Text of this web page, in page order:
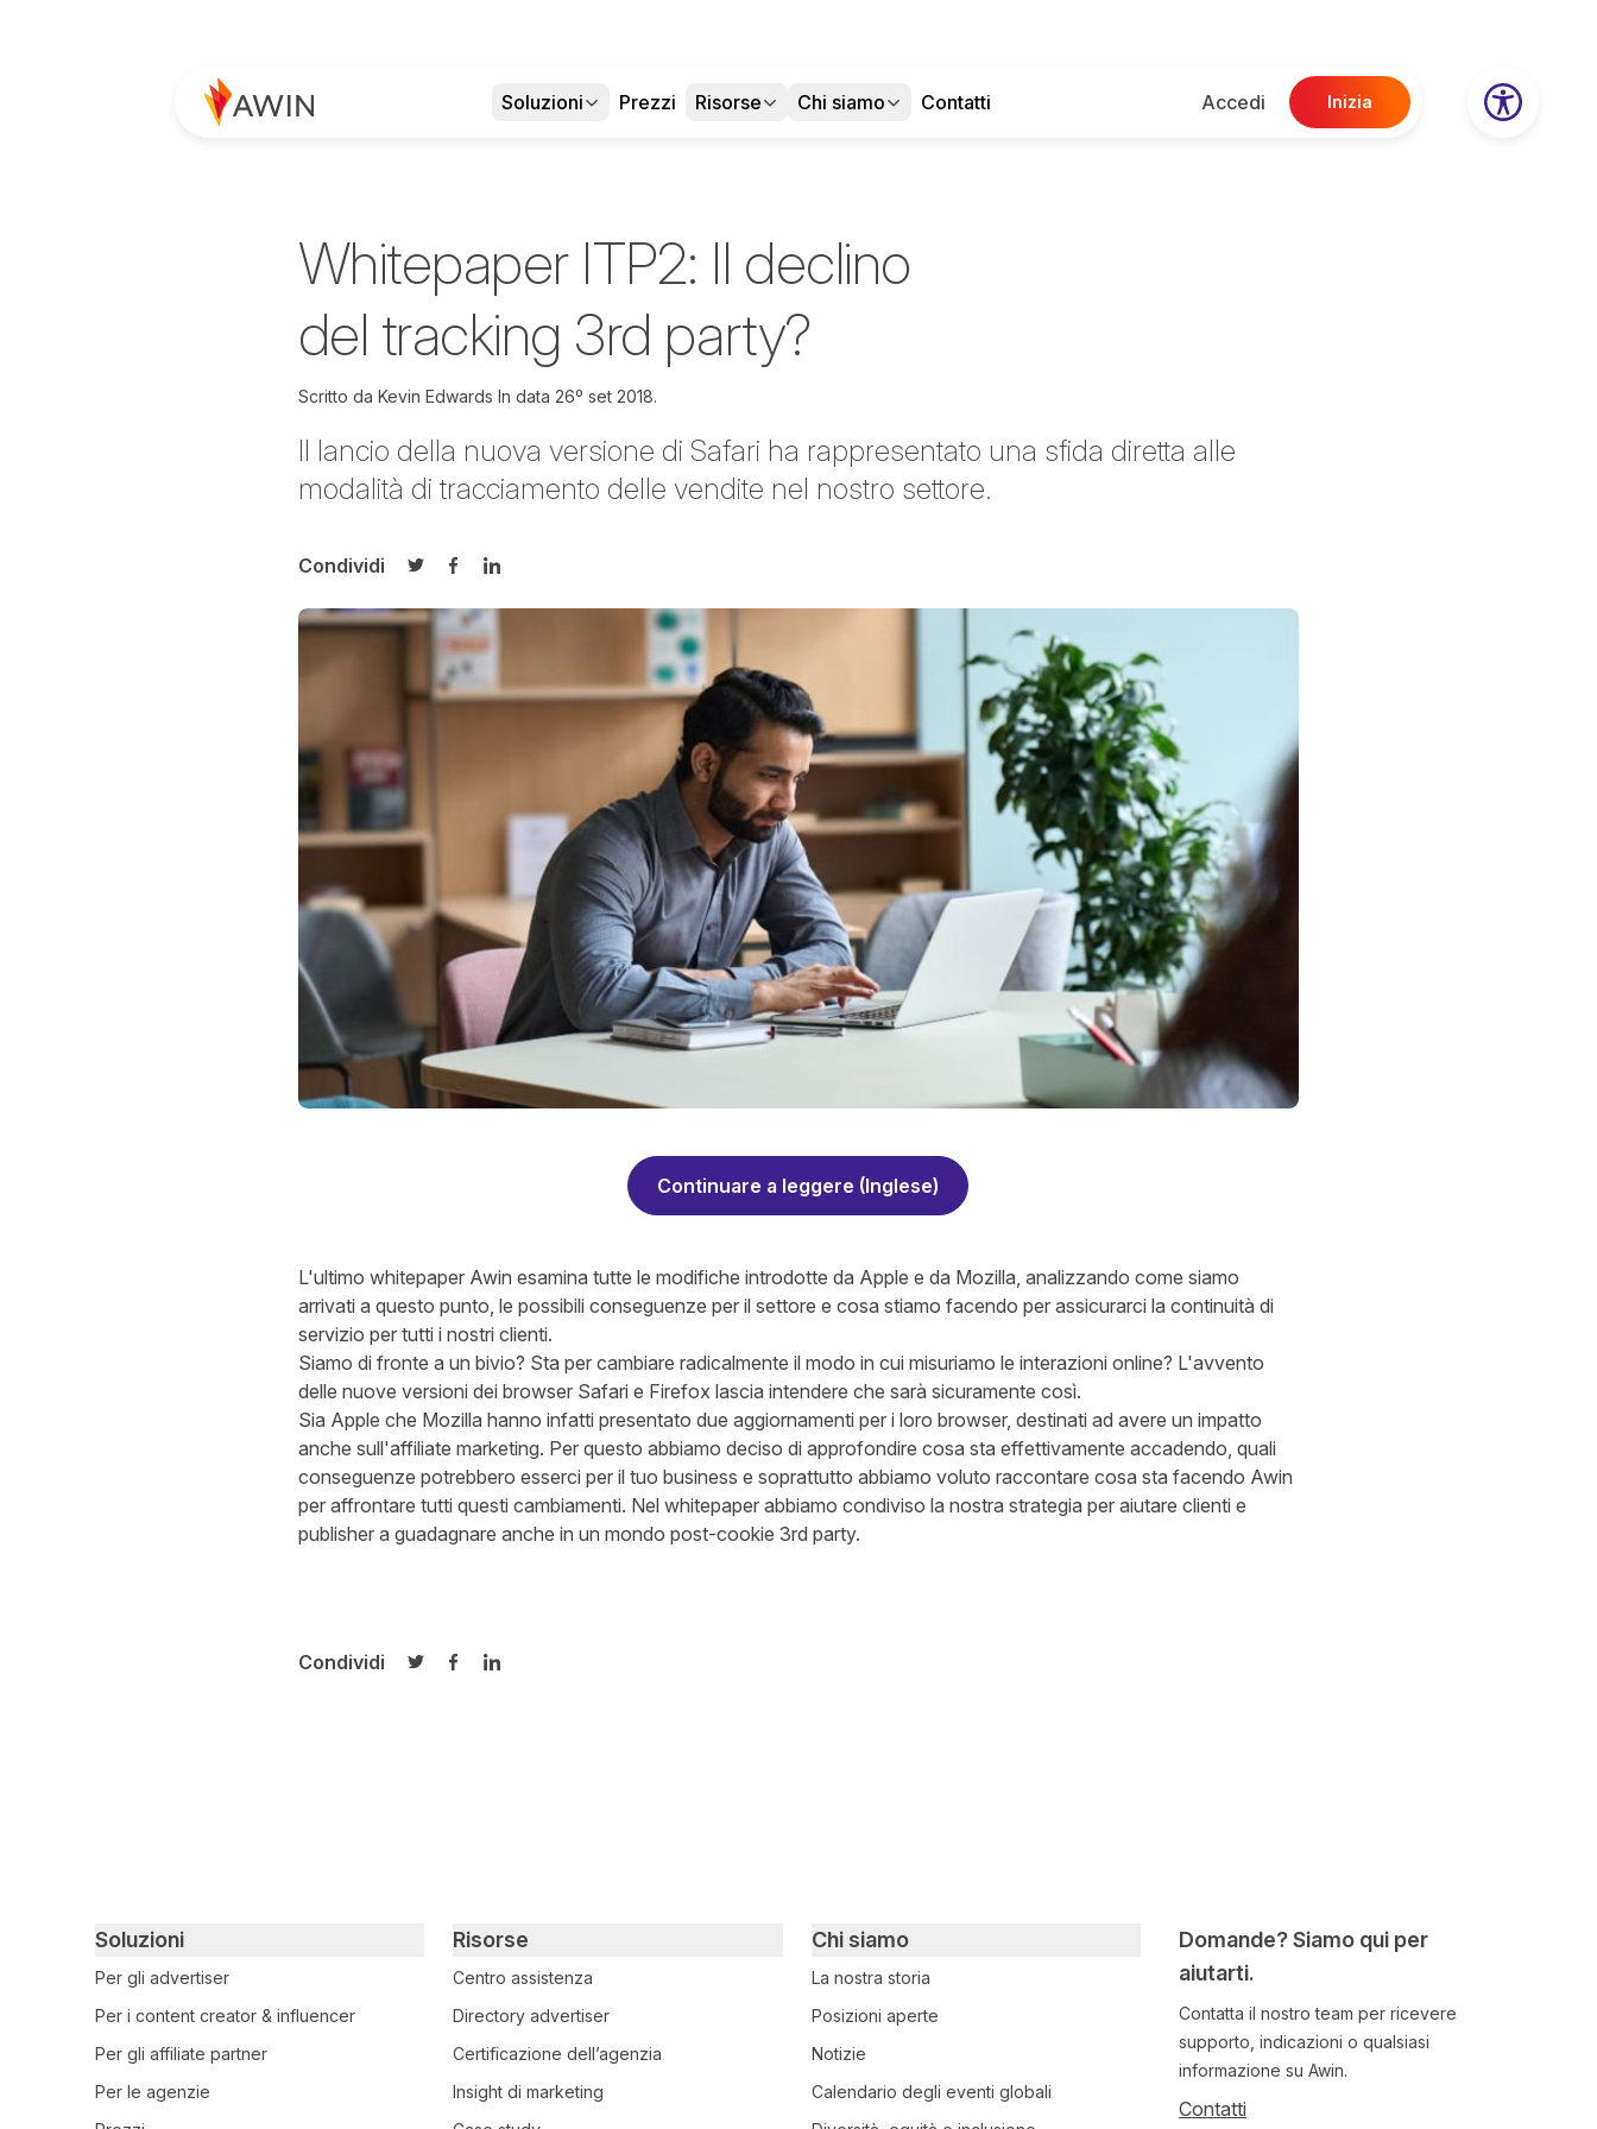
Soluzioni Prezzi Risorse Chi siamo Contatti Accedi Inizia
Whitepaper ITP2: Il declino
del tracking 3rd party?
Scritto da Kevin Edwards In data 26º set 2018.
Il lancio della nuova versione di Safari ha rappresentato una sfida diretta alle
modalità di tracciamento delle vendite nel nostro settore.
Condividi
Condividi su Twitter
Condividi su Facebook
Condividi su LinkedIn
Continuare a leggere (Inglese)
L'ultimo whitepaper Awin esamina tutte le modifiche introdotte da Apple e da Mozilla, analizzando come siamo
arrivati a questo punto, le possibili conseguenze per il settore e cosa stiamo facendo per assicurarci la continuità di
servizio per tutti i nostri clienti.
Siamo di fronte a un bivio? Sta per cambiare radicalmente il modo in cui misuriamo le interazioni online? L'avvento
delle nuove versioni dei browser Safari e Firefox lascia intendere che sarà sicuramente così.
Sia Apple che Mozilla hanno infatti presentato due aggiornamenti per i loro browser, destinati ad avere un impatto
anche sull'affiliate marketing. Per questo abbiamo deciso di approfondire cosa sta effettivamente accadendo, quali
conseguenze potrebbero esserci per il tuo business e soprattutto abbiamo voluto raccontare cosa sta facendo Awin
per affrontare tutti questi cambiamenti. Nel whitepaper abbiamo condiviso la nostra strategia per aiutare clienti e
publisher a guadagnare anche in un mondo post-cookie 3rd party.
Condividi
Condividi su Twitter
Condividi su Facebook
Condividi su LinkedIn
Domande? Siamo qui per
aiutarti.
Contatta il nostro team per ricevere
supporto, indicazioni o qualsiasi
informazione su Awin.
Contatti
Primary footer navigation
Soluzioni
Per gli advertiser
Per i content creator & influencer
Per gli affiliate partner
Per le agenzie
Risorse
Centro assistenza
Directory advertiser
Certificazione dell’agenzia
Insight di marketing
Chi siamo
La nostra storia
Posizioni aperte
Notizie
Calendario degli eventi globali